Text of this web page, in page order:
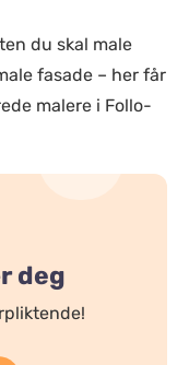
du skal male
fasade – her får
malere i Follo-
deg